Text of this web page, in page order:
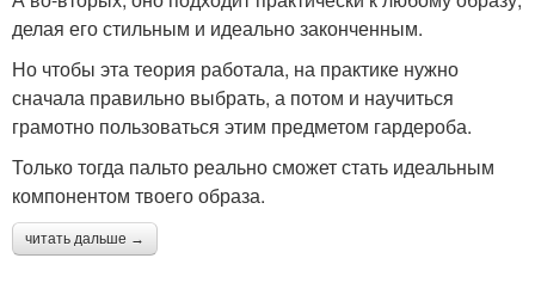
делая его стильным и идеально законченным.
Но чтобы эта теория работала, на практике нужно
сначала правильно выбрать, а потом и научиться
грамотно пользоваться этим предметом гардероба.
Только тогда пальто реально сможет стать идеальным
компонентом твоего образа.
читать дальше →